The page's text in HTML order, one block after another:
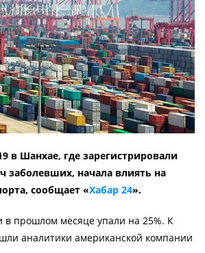
в Шанхае, где зарегистрировали
заболевших, начала влиять на
сообщает «Хабар 24».
в прошлом месяце упали на 25%. К
аналитики американской компании